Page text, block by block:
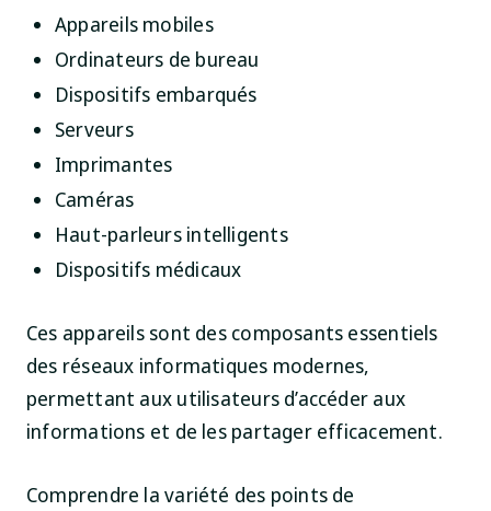
Appareils mobiles
Ordinateurs de bureau
Dispositifs embarqués
Serveurs
Imprimantes
Caméras
Haut-parleurs intelligents
Dispositifs médicaux
Ces appareils sont des composants essentiels
des réseaux informatiques modernes,
permettant aux utilisateurs d’accéder aux
informations et de les partager efficacement.
Comprendre la variété des points de